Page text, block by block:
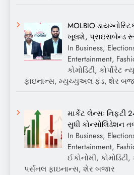
MOLBIO
ખૂલશે, પ્રાઇસબેન્ડ
In Business,
Entertainment,
કોમોડિટી, કોર્પોરેટ
ફાઇનાન્સ, મ્યુચ્યુઅલ ફંડ, શેર
માર્કેટ લેન્સઃ નિફ્ટી
સુધી કોન્સોલિડેશન
In Business,
Entertainment,
ઈકોનોમી,
પર્સનલ ફાઇનાન્સ, શેર બજાર